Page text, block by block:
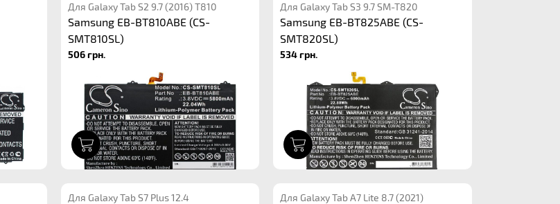
Для Galaxy Tab S2 9.7 (2016) T810
Samsung EB-BT810ABE (CS-
SMT810SL)
506 грн.
Для Galaxy Tab S3 9.7 SM-T820
Samsung EB-BT825ABE (CS-
SMT820SL)
534 грн.
Для Galaxy Tab S7 Plus 12.4 Для Galaxy Tab A7 Lite 8.7 (2021)